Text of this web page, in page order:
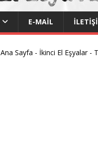
E-MAIL
Ana Sayfa - İkinci El Eşyalar-